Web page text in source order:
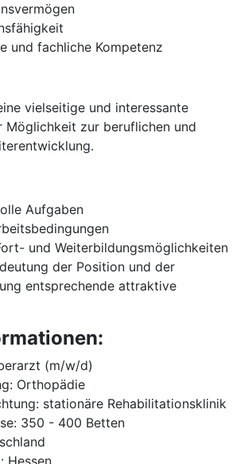
und fachliche Kompetenz
vielseitige und interessante
Möglichkeit zur beruflichen und
Aufgaben
und Weiterbildungsmöglichkeiten
der Position und der
entsprechende attraktive
(m/w/d)
Orthopädie
stationäre Rehabilitationsklinik
350 - 400 Betten
Hessen